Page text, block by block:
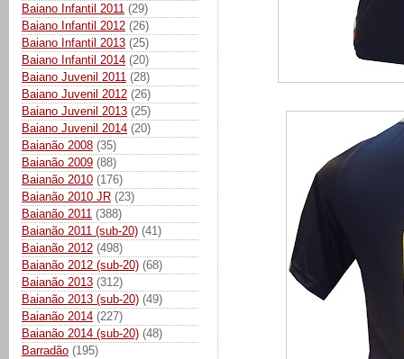
Baiano Infantil 2011 (29)
Baiano Infantil 2012 (26)
Baiano Infantil 2013 (25)
Baiano Infantil 2014 (20)
Baiano Juvenil 2011 (28)
Baiano Juvenil 2012 (26)
Baiano Juvenil 2013 (25)
Baiano Juvenil 2014 (20)
Baianão 2008 (35)
Baianão 2009 (88)
Baianão 2010 (176)
Baianão 2010 JR (23)
Baianão 2011 (388)
Baianão 2011 (sub-20) (41)
Baianão 2012 (498)
Baianão 2012 (sub-20) (68)
Baianão 2013 (312)
Baianão 2013 (sub-20) (49)
Baianão 2014 (227)
Baianão 2014 (sub-20) (48)
Barradão (195)